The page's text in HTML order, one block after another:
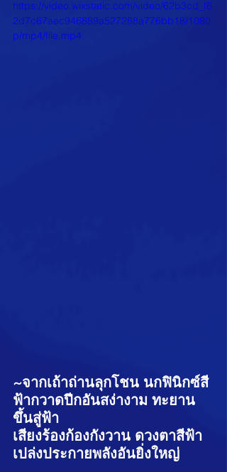
https://video.wixstatic.com/video/62b3cd_f6
2d7c67aec946889a527288a776bb18/1080
p/mp4/file.mp4
~จากเถ้าถ่านลุกโชน นกฟินิกซ์สี
ฟ้ากวาดปีกอันสง่างาม ทะยาน
ขึ้นสู่ฟ้า
เสียงร้องก้องกังวาน ดวงตาสีฟ้า
เปล่งประกายพลังอันยิ่งใหญ่